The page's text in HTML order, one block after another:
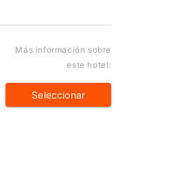
Más información sobre
este hotel:
Seleccionar